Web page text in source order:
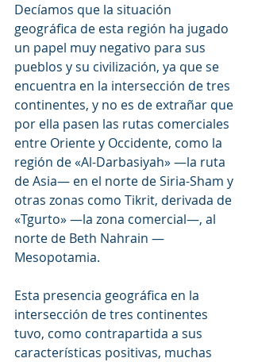
Decíamos que la situación
geográfica de esta región ha jugado
un papel muy negativo para sus
pueblos y su civilización, ya que se
encuentra en la intersección de tres
continentes, y no es de extrañar que
por ella pasen las rutas comerciales
entre Oriente y Occidente, como la
región de «Al-Darbasiyah» —la ruta
de Asia— en el norte de Siria-Sham y
otras zonas como Tikrit, derivada de
«Tgurto» —la zona comercial—, al
norte de Beth Nahrain —
Mesopotamia.
Esta presencia geográfica en la
intersección de tres continentes
tuvo, como contrapartida a sus
características positivas, muchas